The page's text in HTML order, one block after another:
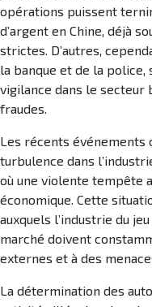
opérations puissent
d’argent en Chine, déjà
strictes. D’autres,
la banque et de la police,
vigilance dans le
fraudes.
Les récents événements
turbulence dans
où une violente tempête
économique. Cette
auxquels l’industrie du
marché doivent
externes et à des
La détermination des